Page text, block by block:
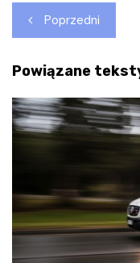
Nawigacja
wpisu
Poprzedni
Powiązane